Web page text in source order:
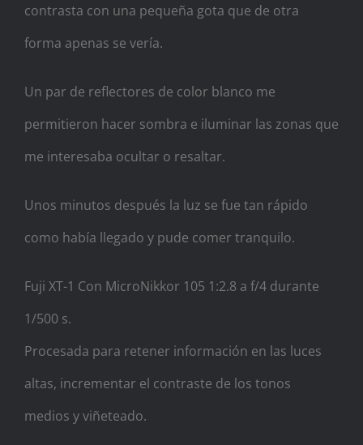
contrasta con una pequeña gota que de otra
forma apenas se vería.
Un par de reflectores de color blanco me
permitieron hacer sombra e iluminar las zonas que
me interesaba ocultar o resaltar.
Unos minutos después la luz se fue tan rápido
como había llegado y pude comer tranquilo.
Fuji XT-1 Con MicroNikkor 105 1:2.8 a f/4 durante
1/500 s.
Procesada para retener información en las luces
altas, incrementar el contraste de los tonos
medios y viñeteado.